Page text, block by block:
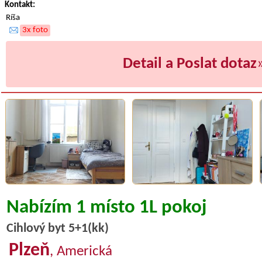
Kontakt:
Ríša
3x foto
Detail a Poslat dotaz
Nabízím 1 místo 1L pokoj
Cihlový byt 5+1(kk)
Plzeň, Americká